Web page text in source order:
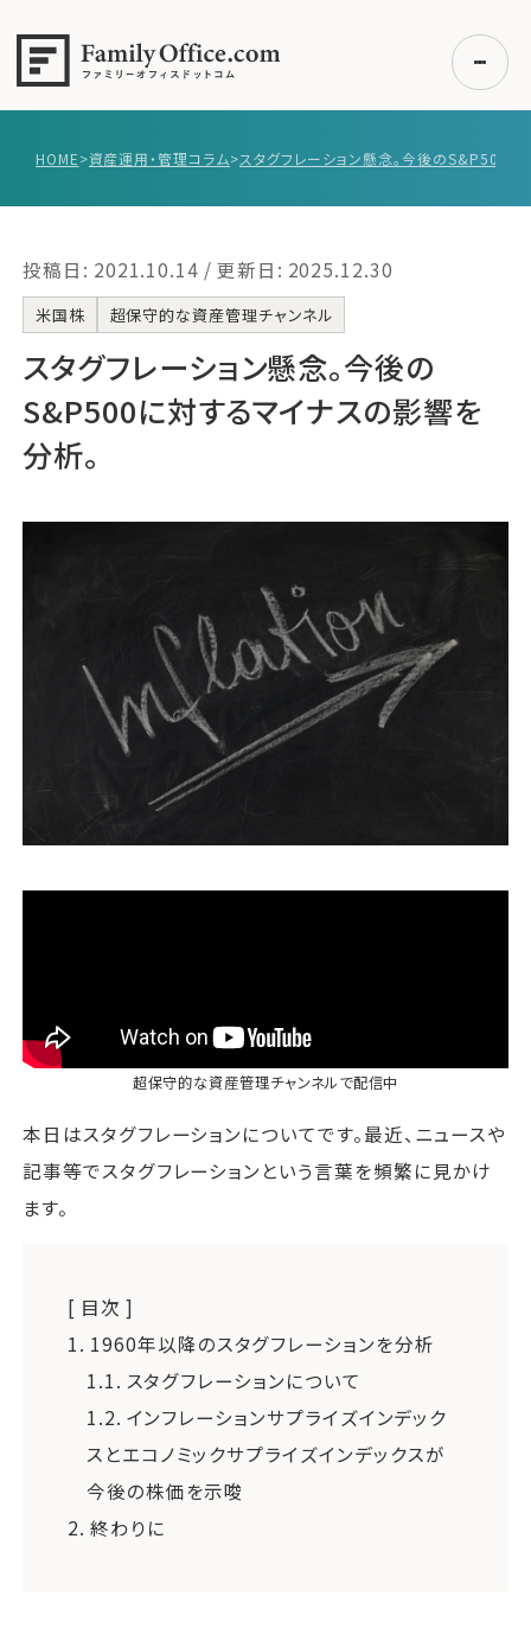
事例紹介
エキスパート一覧
無料講座
コラム
運営会社
ファミリーオフィスとは
関連書籍
メールマガジン登録
よくある質問
HOME>資産運用・管理コラム>
投稿日: 2021.10.14 / 更新日: 2025.12.30
米国株 超保守的な資産管理チャンネル
スタグフレーション懸念。今後の
S&P500に対するマイナスの影響を
分析。
超保守的な資産管理チャンネルで配信中
本日はスタグフレーションについてです。最近、ニュースや
記事等でスタグフレーションという言葉を頻繁に見かけ
ます。
[ 目次 ]
1. 1960年以降のスタグフレーションを分析
1.1. スタグフレーションについて
1.2. インフレーションサプライズインデック
スとエコノミックサプライズインデックスが
今後の株価を示唆
2. 終わりに